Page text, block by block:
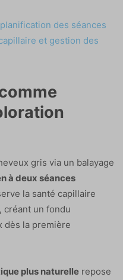
des séances
et gestion des
gris via un balayage
à deux séances
la santé capillaire
créant un fondu
dès la première
plus naturelle repose